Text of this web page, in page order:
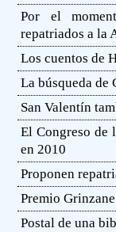
Por el
repatriados a la
Los cuentos de
La búsqueda de
San Valentín
El Congreso de
en 2010
Proponen
Premio
Postal de una